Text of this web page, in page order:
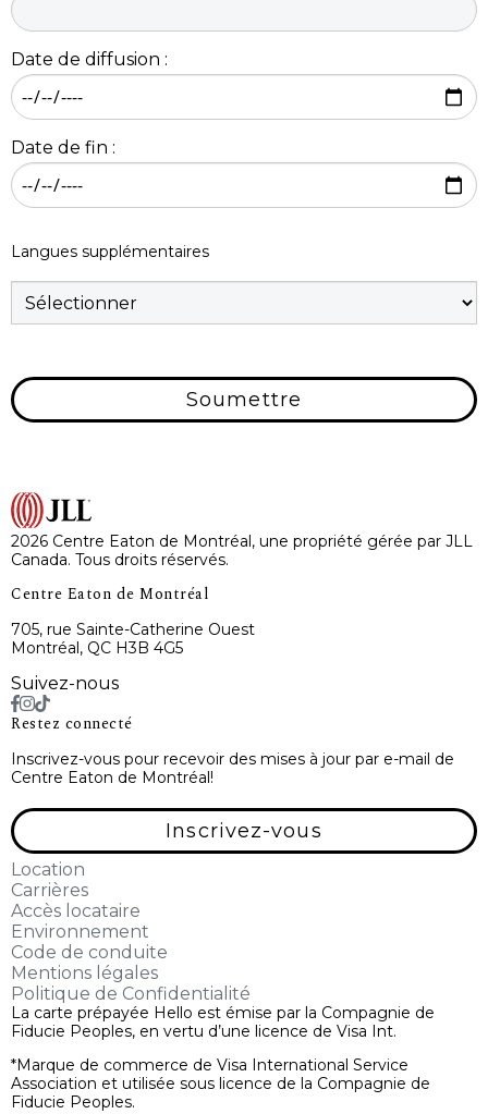
Date de diffusion :
Date de fin :
Langues supplémentaires
Soumettre
2026 Centre Eaton de Montréal, une propriété gérée par JLL
Canada. Tous droits réservés.
Centre Eaton de Montréal
705, rue Sainte-Catherine Ouest
Montréal, QC H3B 4G5
Suivez-nous
Restez connecté
Inscrivez-vous pour recevoir des mises à jour par e-mail de
Centre Eaton de Montréal!
Inscrivez-vous
Location
Carrières
Accès locataire
Environnement
Code de conduite
Mentions légales
Politique de Confidentialité
La carte prépayée Hello est émise par la Compagnie de
Fiducie Peoples, en vertu d’une licence de Visa Int.
*Marque de commerce de Visa International Service
Association et utilisée sous licence de la Compagnie de
Fiducie Peoples.